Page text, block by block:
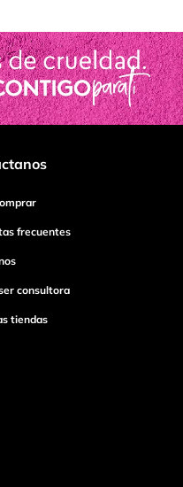
frecuentes
consultora
tiendas